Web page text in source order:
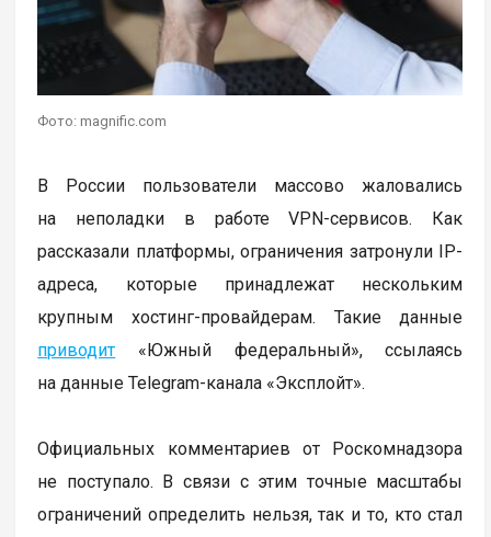
Фото: magnific.com
В России пользователи массово жаловались
на неполадки в работе VPN-сервисов. Как
рассказали платформы, ограничения затронули IP-
адреса, которые принадлежат нескольким
крупным хостинг-провайдерам. Такие данные
приводит «Южный федеральный», ссылаясь
на данные Telegram-канала «Эксплойт».
Официальных комментариев от Роскомнадзора
не поступало. В связи с этим точные масштабы
ограничений определить нельзя, так и то, кто стал